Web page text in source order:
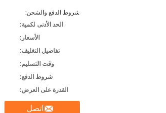
شروط الدفع والشحن:
الحد الأدنى لكمية:
الأسعار:
تفاصيل التغليف:
وقت التسليم:
شروط الدفع:
القدرة على العرض:
اتصل